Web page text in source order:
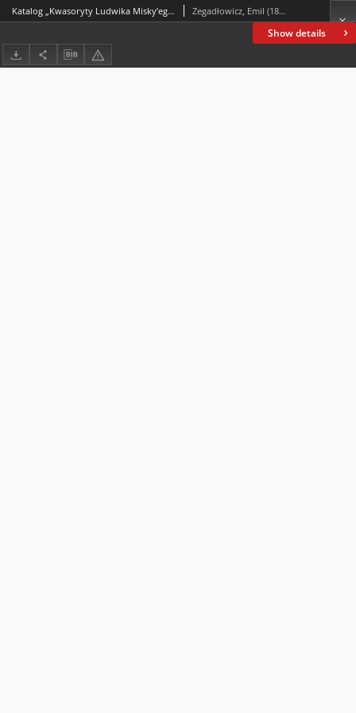
Show details
Katalog „Kwasoryty Ludwika Misky’ego wykonane w Krakowie w roku 1914, 1915, 1916”. Zegadłowicz, Emil (1888-1941)